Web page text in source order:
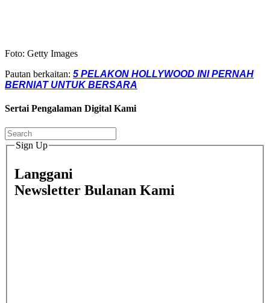
Foto: Getty Images
Pautan berkaitan: 5 PELAKON HOLLYWOOD INI PERNAH
BERNIAT UNTUK BERSARA
Sertai Pengalaman Digital Kami
Sign Up
Langgani
Newsletter Bulanan Kami